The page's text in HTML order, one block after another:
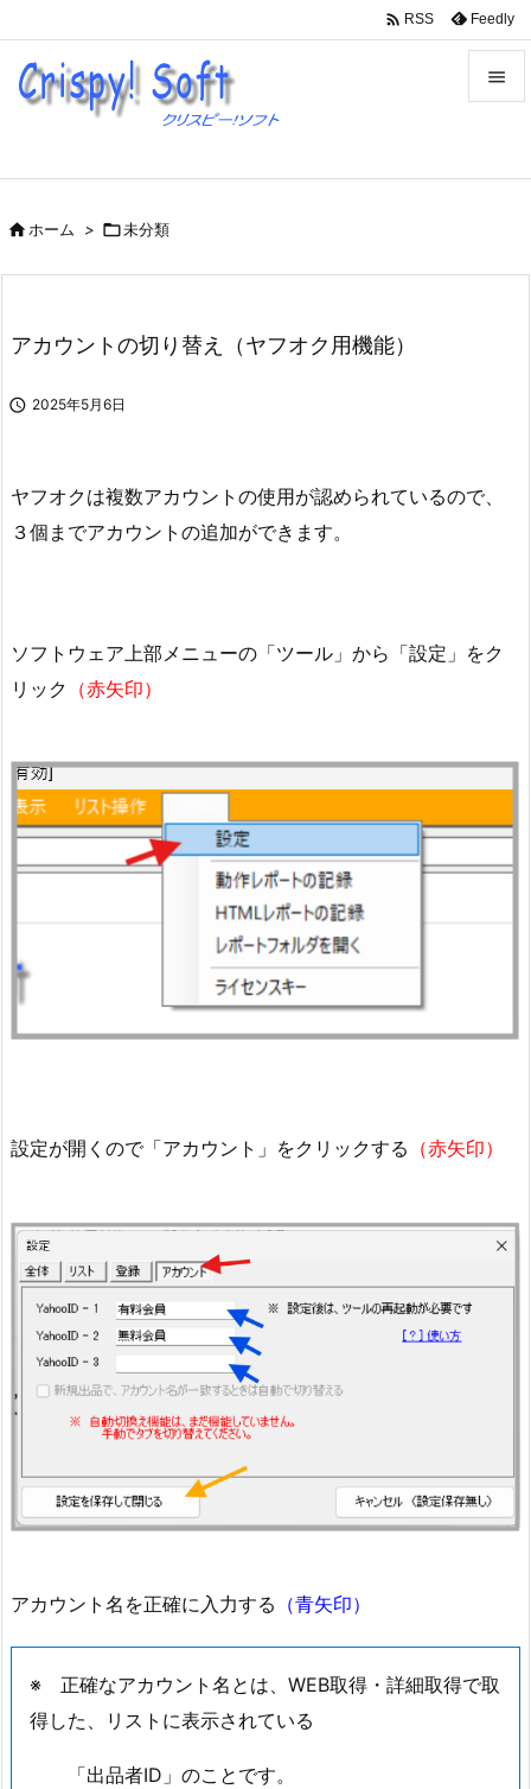


前へ
 RSS Feedly
ホーム > 未分類
アカウントの切り替え（ヤフオク用機能）
 2025年5月6日
ヤフオクは複数アカウントの使用が認められているので、
３個までアカウントの追加ができます。
ソフトウェア上部メニューの「ツール」から「設定」をク
リック （赤矢印）
設定が開くので「アカウント」をクリックする （赤矢印）
アカウント名を正確に入力する （青矢印）
※ 正確なアカウント名とは、WEB取得・詳細取得で取
得した、リストに表示されている
「出品者ID」のことです。